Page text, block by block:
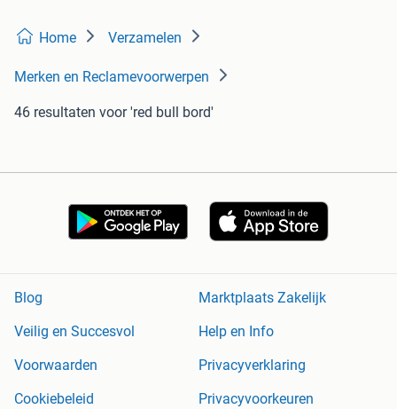
Home Verzamelen
Merken en Reclamevoorwerpen
46 resultaten voor 'red bull bord'
Blog
Marktplaats Zakelijk
Veilig en Succesvol
Help en Info
Voorwaarden
Privacyverklaring
Cookiebeleid
Privacyvoorkeuren